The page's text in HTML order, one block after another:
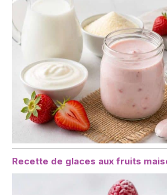
Recette de glaces aux fruits